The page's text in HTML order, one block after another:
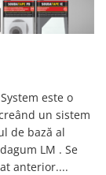
este o
un sistem
de bază al
LM . Se
anterior....